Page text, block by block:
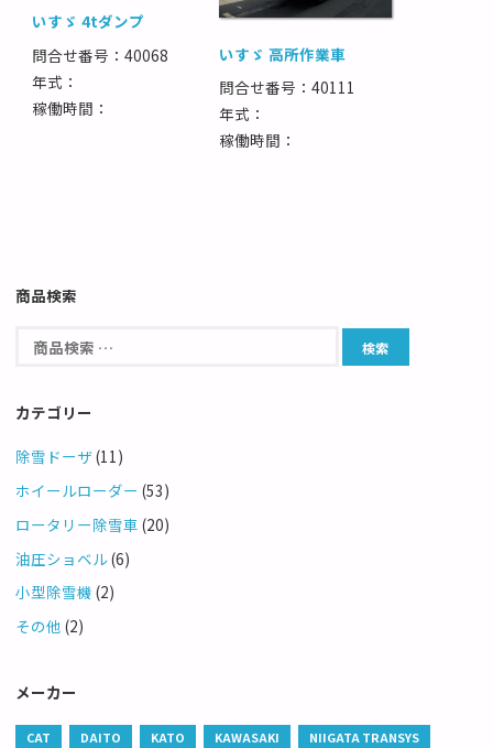
いすゞ 4tダンプ
問合せ番号：40068
年式：
稼働時間：
いすゞ 高所作業車
問合せ番号：40111
年式：
稼働時間：
商品検索
カテゴリー
除雪ドーザ(11)
ホイールローダー (53)
ロータリー除雪車 (20)
油圧ショベル(6)
小型除雪機 (2)
その他 (2)
メーカー
CAT DAITO KATO KAWASAKI
NIIGATA TRANSYS